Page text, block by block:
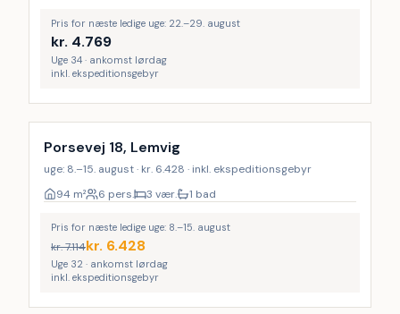
Pris for næste ledige uge: 22.–29. august
kr. 4.769
Uge 34 · ankomst lørdag
inkl. ekspeditionsgebyr
Porsevej 18, Lemvig
uge: 8.–15. august · kr. 6.428 · inkl. ekspeditionsgebyr
94 m² 6 pers. 3 vær. 1 bad
Pris for næste ledige uge: 8.–15. august
kr.7.114kr. 6.428
Uge 32 · ankomst lørdag
inkl. ekspeditionsgebyr